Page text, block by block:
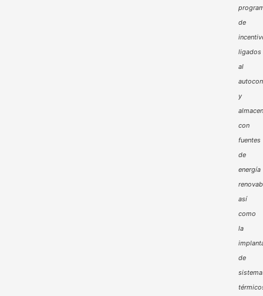
de
ligados
al
y
con
fuentes
de
energía
así
como
la
de